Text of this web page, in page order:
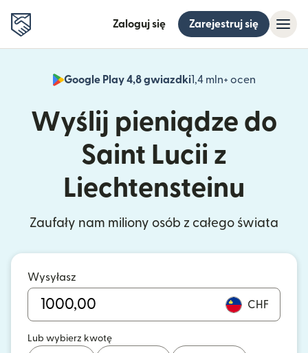
Zaloguj się Zarejestruj się
Google Play 4,8 gwiazdki1,4 mln+ ocen
(otwiera
Wyślij pieniądze do
Saint Lucii z
Liechtensteinu
Zaufały nam miliony osób z całego świata
Wysyłasz
CHF
Lub wybierz kwotę